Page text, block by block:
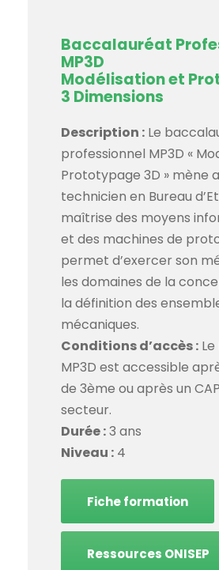
Baccalauréat
MP3D
Modélisation et
3 Dimensions
Description : Le
professionnel MP3D «
Prototypage 3D » mène
technicien en Bureau
maîtrise des moyens
et des machines de
permet d’exercer son
les domaines de la
la définition des
mécaniques.
Conditions d’accès :
MP3D est accessible
de 3ème ou après un
secteur.
Durée :3 ans
Niveau : 4
Fiche formation
Ressources ONISEP